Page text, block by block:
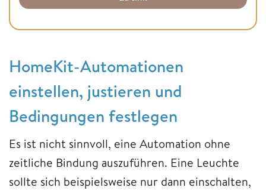
HomeKit-Automationen
einstellen, justieren und
Bedingungen festlegen
Es ist nicht sinnvoll, eine Automation ohne
zeitliche Bindung auszuführen. Eine Leuchte
sollte sich beispielsweise nur dann einschalten,